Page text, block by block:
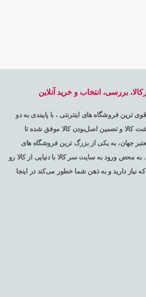
بررسی، انتخاب و خرید آنلاین
ترین فروشگاه های اینترنتی ، با پایبندی به دو
کالا و تضمین اصل‌بودن کالا موفق شده تا
جهان، به یکی از بزرگ ترین فروشگاه های
به محض ورود به سایت سر کالا با دنیایی از کالا رو
نیاز دارید و به ذهن شما خطور می‌کند در اینجا